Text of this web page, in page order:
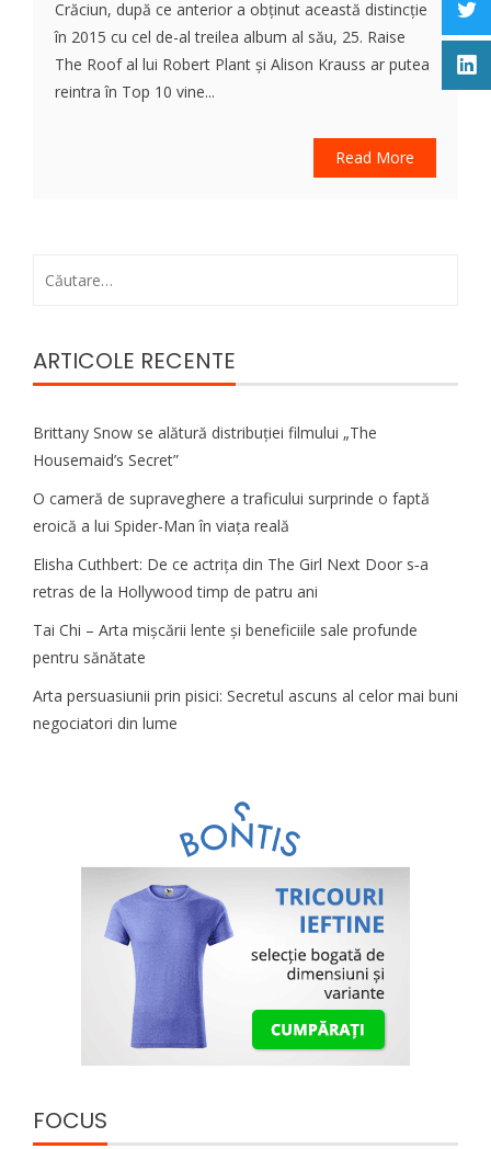
Crăciun, după ce anterior a obținut această distincție
în 2015 cu cel de-al treilea album al său, 25. Raise
The Roof al lui Robert Plant și Alison Krauss ar putea
reintra în Top 10 vine...
Read More
ARTICOLE RECENTE
Brittany Snow se alătură distribuției filmului „The
Housemaid’s Secret”
O cameră de supraveghere a traficului surprinde o faptă
eroică a lui Spider-Man în viața reală
Elisha Cuthbert: De ce actrița din The Girl Next Door s‑a
retras de la Hollywood timp de patru ani
Tai Chi – Arta mișcării lente și beneficiile sale profunde
pentru sănătate
Arta persuasiunii prin pisici: Secretul ascuns al celor mai buni
negociatori din lume
FOCUS